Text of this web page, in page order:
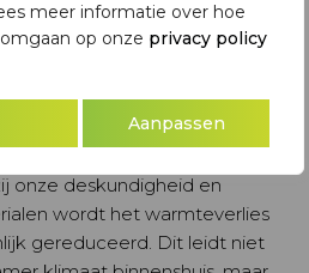
meer informatie over hoe
op onze privacy policy
Aanpassen
u de perfecte oplossing voor
Wij leveren topkwaliteit
onze deskundigheid en
wordt het warmteverlies
gereduceerd. Dit leidt niet